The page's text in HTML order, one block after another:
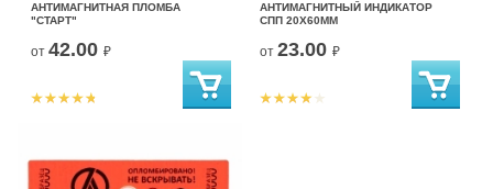
АНТИМАГНИТНАЯ ПЛОМБА
"СТАРТ"
от 42.00 ₽
АНТИМАГНИТНЫЙ ИНДИКАТОР
СПП 20Х60ММ
от 23.00 ₽